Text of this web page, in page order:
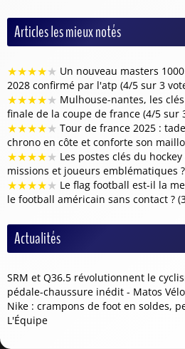
Articles les mieux notés
★★★★★ Un nouveau masters
2028 confirmé par l'atp (4/5 sur 3
★★★★★ Mulhouse-nantes, les
finale de la coupe de france (4/5 sur
★★★★★ Tour de france 2025 :
chrono en côte et conforte son
★★★★★ Les postes clés du
missions et joueurs emblématiques
★★★★★ Le flag football est-il la
le football américain sans contact ?
Actualités
SRM et Q36.5 révolutionnent le
pédale-chaussure inédit - Matos Vélo
Nike : crampons de foot en soldes,
L'Équipe